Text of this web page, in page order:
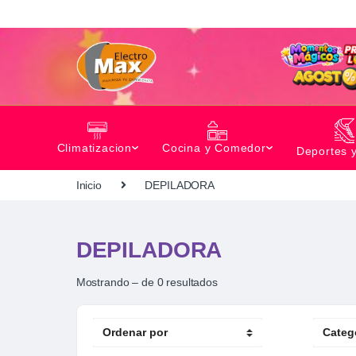
Climatizacion Cocina y Comedor Deportes
Inicio DEPILADORA
DEPILADORA
Mostrando – de 0 resultados